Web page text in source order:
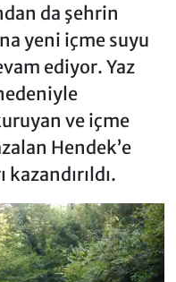
da şehrin
yeni içme suyu
ediyor. Yaz
ve içme
Hendek’e